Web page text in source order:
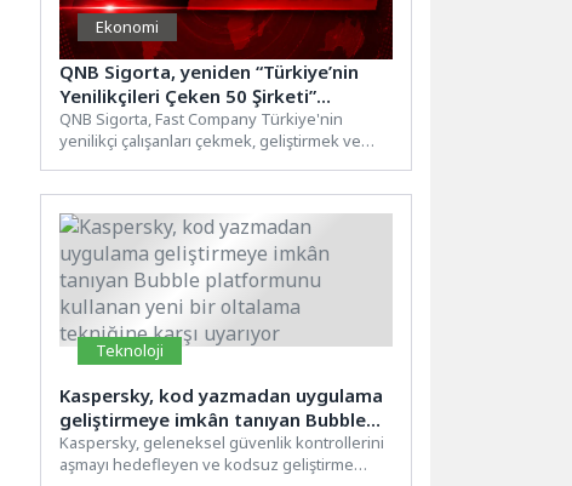
Ekonomi
QNB Sigorta, yeniden “Türkiye’nin
Yenilikçileri Çeken 50 Şirketi”
listesinde
QNB Sigorta, Fast Company Türkiye'nin
yenilikçi çalışanları çekmek, geliştirmek ve
Teknoloji
Kaspersky, kod yazmadan uygulama
geliştirmeye imkân tanıyan Bubble
platformunu kullanan yeni bir
oltalama tekniğine karşı uyarıyor
Kaspersky, geleneksel güvenlik kontrollerini
aşmayı hedefleyen ve kodsuz geliştirme